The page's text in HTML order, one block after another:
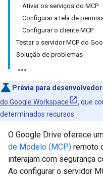
Ativar os serviços do MCP
Configurar a tela de
Configurar o cliente MCP
Testar o servidor MCP do
Solução de problemas
Prévia para
do Google Workspace
, que
determinados recursos.
O Google Drive oferece
de Modelo (MCP) remoto
interajam com segurança
Ao configurar o servidor